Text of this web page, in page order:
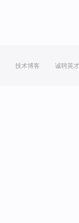
技术博客 诚聘英才